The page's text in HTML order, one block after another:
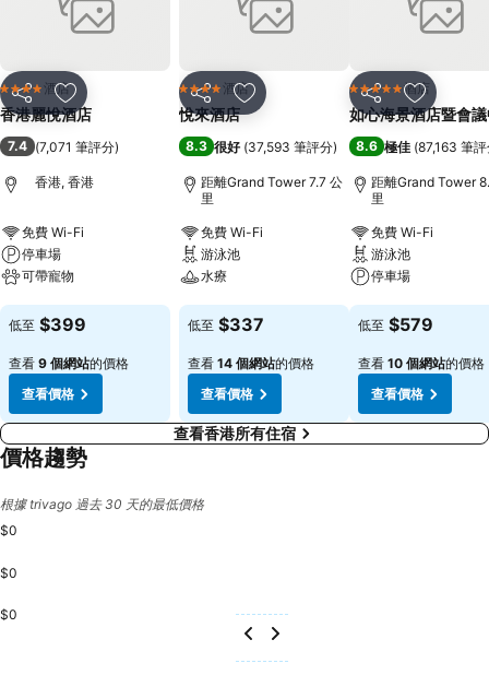
分享 放到收藏夾
4 星級 酒店
香港麗悅酒店
7.4 (7,071 筆評分)
香港, 香港
免費 Wi-Fi
停車場
可帶寵物
查看價格
低至 $399
查看 9 個網站的價格
查看價格
分享 放到收藏夾
4 星級 酒店
悅來酒店
8.3 很好 (37,593 筆評分)
距離Grand Tower 7.7 公
里
免費 Wi-Fi
游泳池
水療
查看價格
低至 $337
查看 14 個網站的價格
查看價格
分享 放到收藏
5 星級 酒店
如心海景酒店暨會
8.6 極佳 (87,163 筆
距離Grand Tower
里
免費 Wi-Fi
游泳池
停車場
查看價格
低至 $579
查看 10 個網站的價格
查看價格
查看香港所有住宿
價格趨勢
根據 trivago 過去 30 天的最低價格
$0
$0
$0